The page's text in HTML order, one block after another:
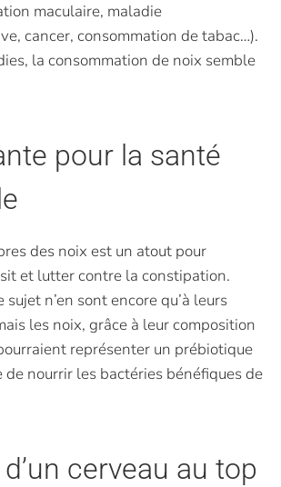
maculaire, maladie
cancer, consommation de tabac…).
la consommation de noix semble
pour la santé
des noix est un atout pour
et lutter contre la constipation.
sujet n’en sont encore qu’à leurs
les noix, grâce à leur composition
représenter un prébiotique
de nourrir les bactéries bénéfiques de
cerveau au top